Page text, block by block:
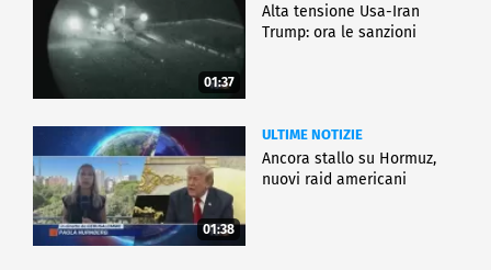
01:37
Alta tensione Usa-Iran
Trump: ora le sanzioni
01:38
ULTIME NOTIZIE
Ancora stallo su Hormuz,
nuovi raid americani